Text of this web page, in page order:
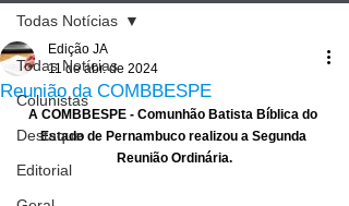
Todas Notícias
Colunistas
Destaque
Editorial
Todas Notícias
Reunião da COMBBESPE
Edição JA
11 de abr. de 2024
A COMBBESPE - Comunhão Batista Bíblica do
Estado de Pernambuco realizou a Segunda
Reunião Ordinária.